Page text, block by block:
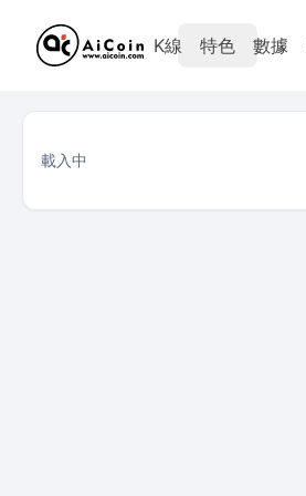
K線 特色 數據
DEX 代幣行情列表
載入中